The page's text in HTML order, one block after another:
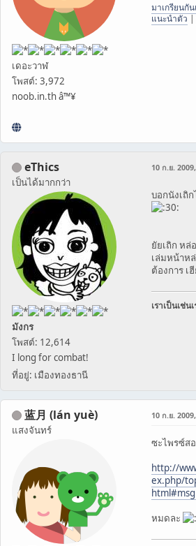
เดอะวาฬ
โพสต์: 3,972
noob.in.th â™¥
มาเกรียนกั
แนะนำตัว |
eThics
เป็นได้มากกว่า
มังกร
โพสต์: 12,614
I long for combat!
ที่อยู่: เมืองทองธานี
10 ก.ย.
บอกนังเถิ
ยัยเถิก หล่
เล่มหน้าห
ต้องการ เ
เราเป็นเช่น
蓝月 (lán yuè)
แสงจันทร์
10 ก.ย.
ซะไพรซ์ส
http://
ex.php/
หมดละ